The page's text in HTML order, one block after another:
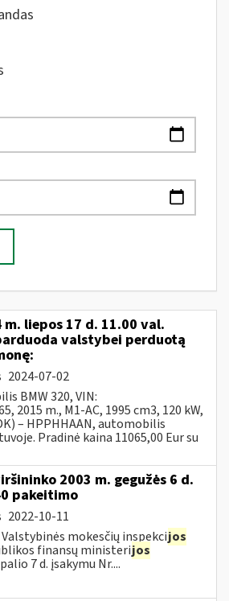
m. liepos 17 d. 11.00 val.
valstybei perduotą
2024-07-02
BMW 320, VIN:
2015 m., M1-AC, 1995 cm3, 120 kW,
– HPPHHAAN, automobilis
Pradinė kaina 11065,00 Eur su
2003 m. gegužės 6 d.
pakeitimo
2022-10-11
mokesčių inspekcijos
finansų ministerijos
7 d. įsakymu Nr....